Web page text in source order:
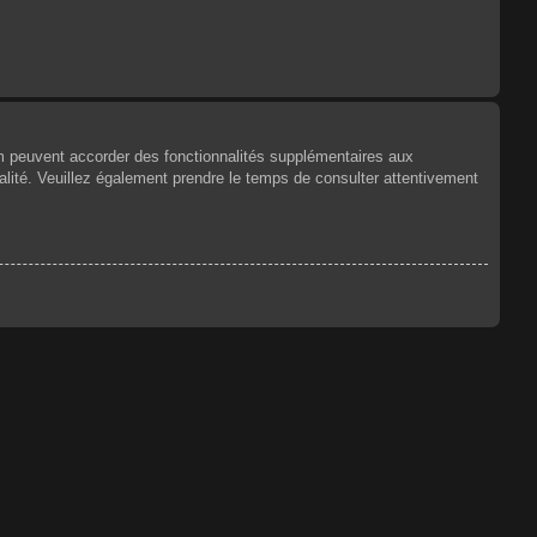
accorder des fonctionnalités supplémentaires aux
Veuillez également prendre le temps de consulter attentivement